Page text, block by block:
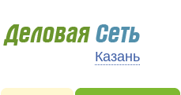
Казань